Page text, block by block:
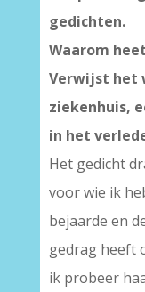
gedichten.
Waarom
Verwijst het
ziekenhuis,
in het
Het gedicht
voor wie ik
bejaarde en
gedrag heeft
ik probeer